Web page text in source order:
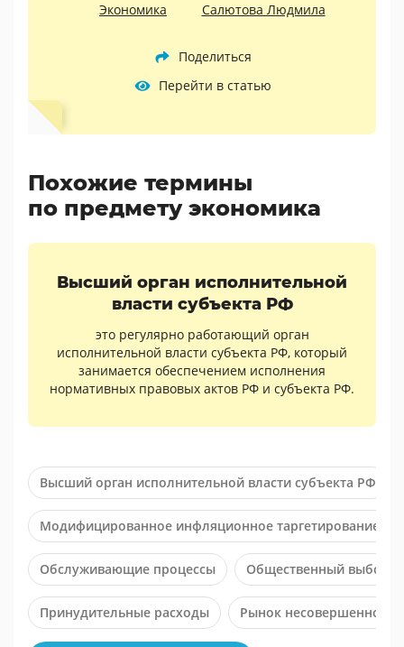
Экономика
Салютова Людмила
Поделиться
Перейти в статью
Похожие термины
по предмету экономика
Высший орган исполнительной
власти субъекта РФ
это регулярно работающий орган
исполнительной власти субъекта РФ, который
занимается обеспечением исполнения
нормативных правовых актов РФ и субъекта РФ.
Высший орган исполнительной власти субъекта РФ
Модифицированное инфляционное таргетирование
Обслуживающие процессы Общественный выбор
Принудительные расходы Рынок несовершенной